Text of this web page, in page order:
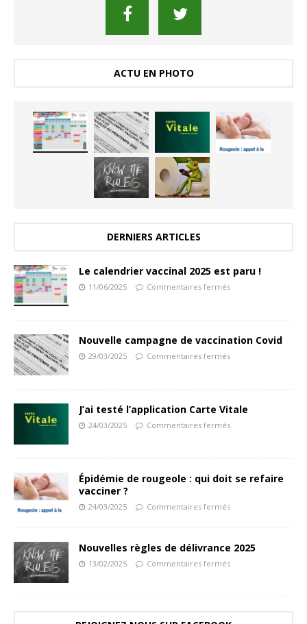
ACTU EN PHOTO
DERNIERS ARTICLES
Le calendrier vaccinal 2025 est paru !
11/06/2025 Commentaires fermés
Nouvelle campagne de vaccination Covid
29/03/2025 Commentaires fermés
J’ai testé l’application Carte Vitale
24/03/2025 Commentaires fermés
Épidémie de rougeole : qui doit se refaire
vacciner ?
24/03/2025 Commentaires fermés
Nouvelles règles de délivrance 2025
13/02/2025 Commentaires fermés